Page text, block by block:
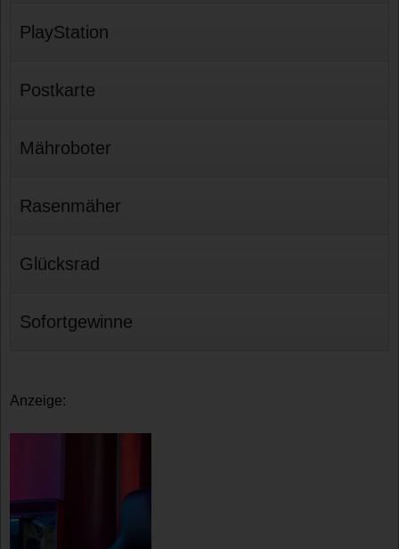
PlayStation
Postkarte
Mähroboter
Rasenmäher
Glücksrad
Sofortgewinne
Anzeige: